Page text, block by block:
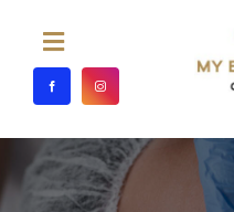
contenu
Toggle
Navigation